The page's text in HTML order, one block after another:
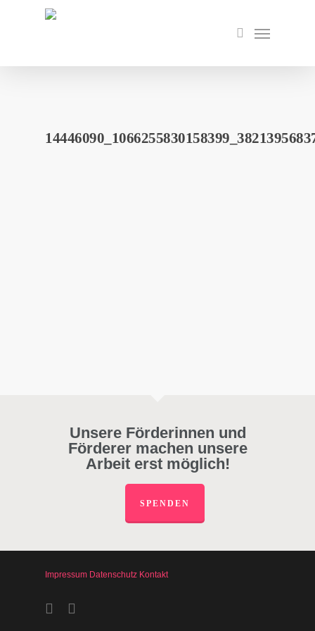
search
Menu
Unsere Förderinnen und
Förderer machen unsere
Arbeit erst möglich!
SPENDEN
Impressum Datenschutz Kontakt
facebookinstagram